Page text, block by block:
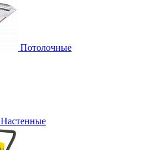
Потолочные
Настенные